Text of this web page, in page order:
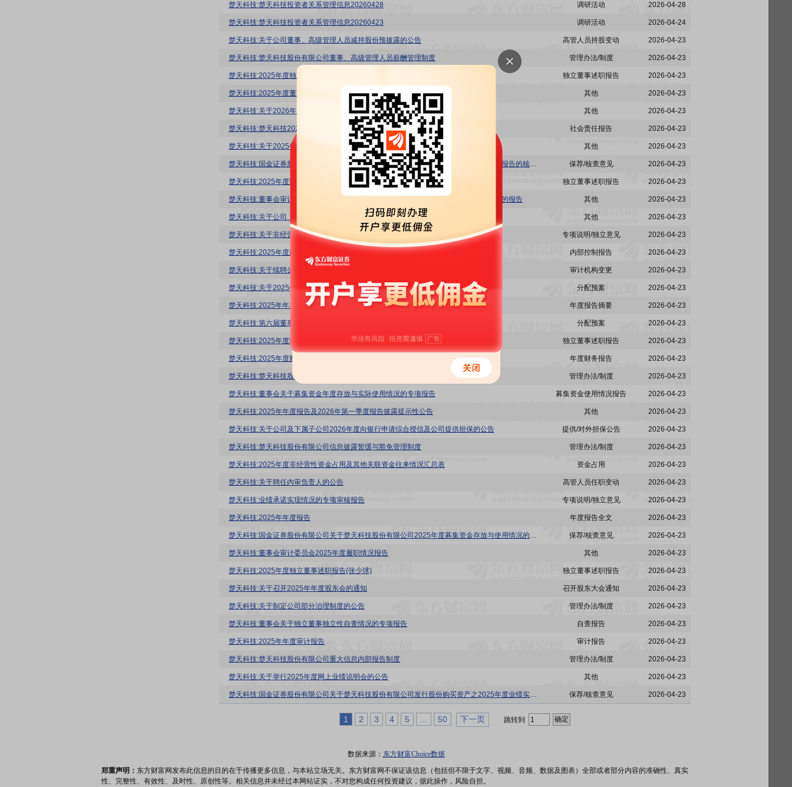
楚天科技:楚天科技投资者关系管理信息20260428 调研活动 2026-04-28
楚天科技:楚天科技投资者关系管理信息20260423 调研活动 2026-04-24
楚天科技:关于公司董事、高级管理人员减持股份预披露的公告 高管人员持股变动 2026-04-23
楚天科技:楚天科技股份有限公司董事、高级管理人员薪酬管理制度 管理办法/制度 2026-04-23
楚天科技:2025年度独立董事述职报告(危平) 独立董事述职报告 2026-04-23
楚天科技:2025年度董事会工作报告 其他 2026-04-23
楚天科技:关于2026年度公司董事、高级管理人员薪酬方案的公告 其他 2026-04-23
楚天科技:楚天科技2025年社会责任报告 社会责任报告 2026-04-23
楚天科技:关于2025年度计提资产减值准备的公告 其他 2026-04-23
楚天科技:国金证券股份有限公司关于楚天科技股份有限公司2025年度内部控制自我评价报告的核查意见 保荐/核查意见 2026-04-23
楚天科技:2025年度独立董事述职报告(张南宁) 独立董事述职报告 2026-04-23
楚天科技:董事会审计委员会对会计师事务所2025年度履职情况评估及履行监督职责情况的报告 其他 2026-04-23
楚天科技:关于公司《未来三年(2026年-2028年)股东分红回报规划》的公告 其他 2026-04-23
楚天科技:关于非经营性资金占用及其他关联资金往来情况汇总表的专项审核报告 专项说明/独立意见 2026-04-23
楚天科技:2025年度内部控制自我评价报告 内部控制报告 2026-04-23
楚天科技:关于续聘公司2026年度审计机构的公告 审计机构变更 2026-04-23
楚天科技:关于2025年度利润分配预案及2026年中期分红规划的公告 分配预案 2026-04-23
楚天科技:2025年年度报告摘要 年度报告摘要 2026-04-23
楚天科技:第六届董事会第六次会议决议公告 分配预案 2026-04-23
楚天科技:2025年度独立董事述职报告(张早平) 独立董事述职报告 2026-04-23
楚天科技:2025年度财务决算报告 年度财务报告 2026-04-23
楚天科技:楚天科技股份有限公司对外捐赠管理制度 管理办法/制度 2026-04-23
楚天科技:董事会关于募集资金年度存放与实际使用情况的专项报告 募集资金使用情况报告 2026-04-23
楚天科技:2025年年度报告及2026年第一季度报告披露提示性公告 其他 2026-04-23
楚天科技:关于公司及下属子公司2026年度向银行申请综合授信及公司提供担保的公告 提供/对外担保公告 2026-04-23
楚天科技:楚天科技股份有限公司信息披露暂缓与豁免管理制度 管理办法/制度 2026-04-23
楚天科技:2025年度非经营性资金占用及其他关联资金往来情况汇总表 资金占用 2026-04-23
楚天科技:关于聘任内审负责人的公告 高管人员任职变动 2026-04-23
楚天科技:业绩承诺实现情况的专项审核报告 专项说明/独立意见 2026-04-23
楚天科技:2025年年度报告 年度报告全文 2026-04-23
楚天科技:国金证券股份有限公司关于楚天科技股份有限公司2025年度募集资金存放与使用情况的专项核查意见 保荐/核查意见 2026-04-23
楚天科技:董事会审计委员会2025年度履职情况报告 其他 2026-04-23
楚天科技:2025年度独立董事述职报告(张少球) 独立董事述职报告 2026-04-23
楚天科技:关于召开2025年年度股东会的通知 召开股东大会通知 2026-04-23
楚天科技:关于制定公司部分治理制度的公告 管理办法/制度 2026-04-23
楚天科技:董事会关于独立董事独立性自查情况的专项报告 自查报告 2026-04-23
楚天科技:2025年年度审计报告 审计报告 2026-04-23
楚天科技:楚天科技股份有限公司重大信息内部报告制度 管理办法/制度 2026-04-23
楚天科技:关于举行2025年度网上业绩说明会的公告 其他 2026-04-23
楚天科技:国金证券股份有限公司关于楚天科技股份有限公司发行股份购买资产之2025年度业绩实现情况的核查意见 保荐/核查意见 2026-04-23
1 2 3 4 5 50 下一页 跳转到
数据来源： 东方财富Choice数据
郑重声明： 东方财富网发布此信息的目的在于传播更多信息，与本站立场无关。东方财富网不保证该信息（包括但不限于文字、视频、音频、数据及图表）全部或者部分内容的准确性、真实
性、完整性、有效性、及时性、原创性等。相关信息并未经过本网站证实，不对您构成任何投资建议，据此操作，风险自担。